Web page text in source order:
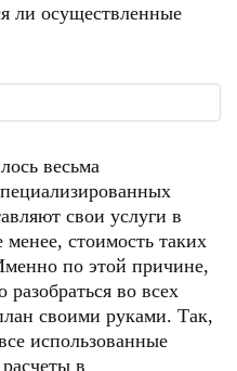
ли осуществленные
весьма
свои услуги в
стоимость таких
по этой причине,
разобраться во всех
своими руками. Так,
использованные
в